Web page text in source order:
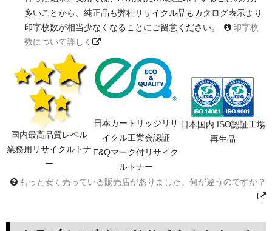
多いことから、純正品も弊社リサイクル品もカタログ表示より
印字枚数が相当少なくなることにご留意ください。
印字枚
数について詳しく
国内最高品質レベル
業務用リサイクルトナ
ー
日本カートリッジリサ
イクル工業会認証
E&Qマーク付リサイク
ルトナー
日本国内 ISO認証工場
再生品
もっと安く売っている販売店がありました。何が違うのですか？